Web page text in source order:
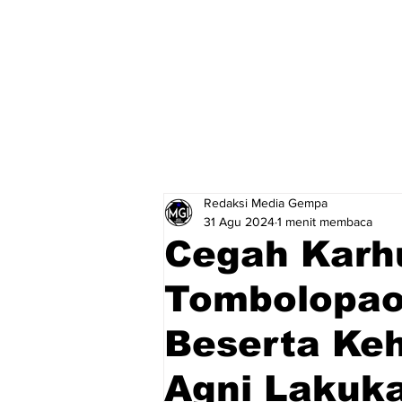
Cegah
Beserta
Agni
Redaksi Media Gempa
31 Agu 20241 menit membaca